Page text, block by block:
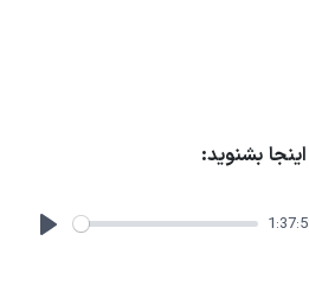
بشنوید: